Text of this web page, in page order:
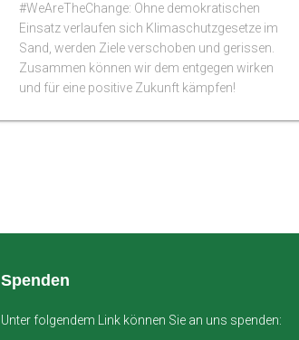
#WeAreTheChange: Ohne demokratischen
Einsatz verlaufen sich Klimaschutzgesetze im
Sand, werden Ziele verschoben und gerissen.
Zusammen können wir dem entgegen wirken
und für eine positive Zukunft kämpfen!
Spenden
Unter folgendem Link können Sie an uns spenden: